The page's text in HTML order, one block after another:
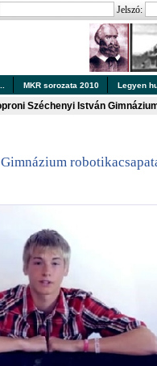
Jelszó:
MKR sorozata 2010 Legyen
Széchenyi István